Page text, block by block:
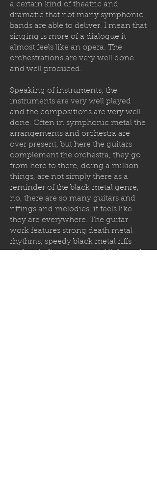
a certain kind of theatric and
dramatic that not many symphonic
bands are able to deliver. I mean that
singing is more of a dialogue it
almost feels like an opera. The
orchestrations are very well done
and well produced.
Speaking of instruments, the
instruments are very well played
and the compositions are very well
done. Often in symphonic metal the
arrangements and orchestra are
over present, but here the guitars
complement the orchestra, they go
from here to there, doing a million
things, are not simply there as a
reminder of the black metal genre,
no, there are so many guitars and
riffings and melodies, it feels like
they are everywhere. The guitar
work features strong death metal
rhythms, speedy black metal riffs
and melodic power metal licks and